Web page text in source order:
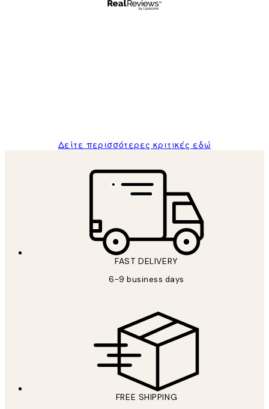
Δείτε περισσότερες κριτικές εδώ
FAST DELIVERY
6-9 business days
FREE SHIPPING